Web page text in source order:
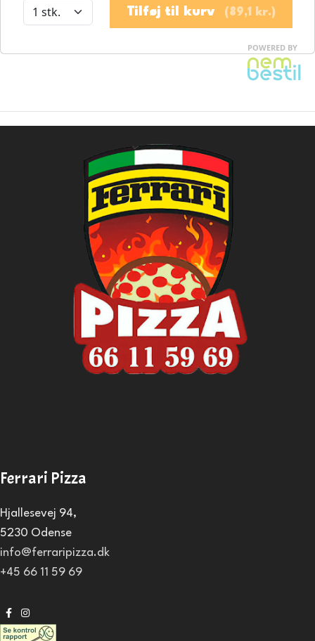
Ferrari Pizza
Hjallesevej 94,
5230 Odense
info@ferraripizza.dk
+45 66 11 59 69